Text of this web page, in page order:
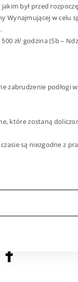
był przed
Wynajmującej w celu
zł/ godzina (Sb –
podłogi
które zostaną
są niezgodne z